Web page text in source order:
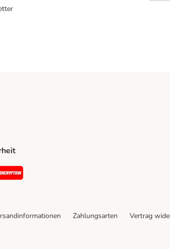
Security
Zahlungsarten
Vertrag